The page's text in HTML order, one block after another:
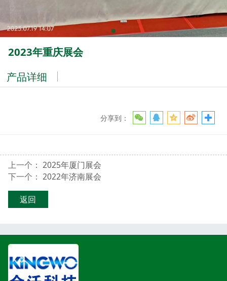
2023年重庆展会
产品详细
分享到：
上一个： 2025年厦门展会
下一个： 2022年济南展会
返回